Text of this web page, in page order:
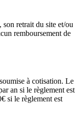
retrait du site et/ou
remboursement de
à cotisation. Le
an si le règlement est
si le règlement est